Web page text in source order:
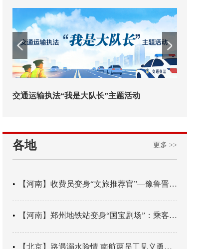
欢迎试用！中交报智能审校系统上线
各地 更多 >>
【河南】收费员变身“文旅推荐官”—豫鲁晋四地市交旅融合让游客一下高速就“入戏”
【河南】郑州地铁站变身“国宝剧场”：乘客刚出车厢，就“入戏”千年
【北京】路遇溺水险情 南航两员工见义勇为科学施救